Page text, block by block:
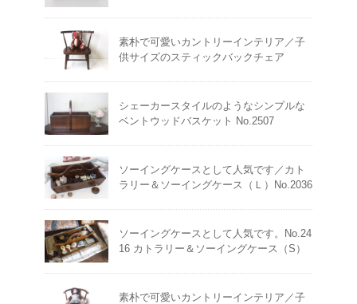
素朴で可愛いカントリーインテリア／子
供サイズのスティックバックチェア
シェーカースタイルのようなシンプルな
ベントウッドバスケット No.2507
ソーイングケースとして人気です／カト
ラリー＆ソーイングケース（Ｌ）No.2036
ソーイングケースとして人気です。No.24
16 カトラリー＆ソーイングケース（S）
素朴で可愛いカントリーインテリア／子